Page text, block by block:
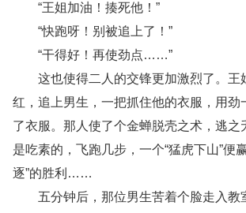
“王姐加油！揍死他！”
“快跑呀！别被追上了！”
“干得好！再使劲点……”
这也使得二人的交锋更加激烈了。王
红，追上男生，一把抓住他的衣服，用
了衣服。那人使了个金蝉脱壳之术，逃之
是吃素的，飞跑几步，一个“猛虎下山”便
逐”的胜利……
五分钟后，那位男生苦着个脸走入教